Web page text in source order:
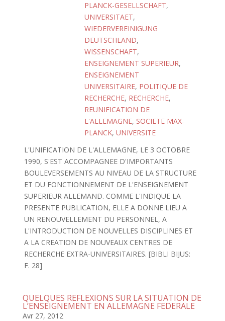
PLANCK-GESELLSCHAFT,
UNIVERSITAET,
WIEDERVEREINIGUNG
DEUTSCHLAND,
WISSENSCHAFT,
ENSEIGNEMENT SUPERIEUR,
ENSEIGNEMENT
UNIVERSITAIRE, POLITIQUE DE
RECHERCHE, RECHERCHE,
REUNIFICATION DE
L'ALLEMAGNE, SOCIETE MAX-
PLANCK, UNIVERSITE
L'UNIFICATION DE L'ALLEMAGNE, LE 3 OCTOBRE
1990, S'EST ACCOMPAGNEE D'IMPORTANTS
BOULEVERSEMENTS AU NIVEAU DE LA STRUCTURE
ET DU FONCTIONNEMENT DE L'ENSEIGNEMENT
SUPERIEUR ALLEMAND. COMME L'INDIQUE LA
PRESENTE PUBLICATION, ELLE A DONNE LIEU A
UN RENOUVELLEMENT DU PERSONNEL, A
L'INTRODUCTION DE NOUVELLES DISCIPLINES ET
A LA CREATION DE NOUVEAUX CENTRES DE
RECHERCHE EXTRA-UNIVERSITAIRES. [BIBLI BIJUS:
F. 28]
QUELQUES REFLEXIONS SUR LA SITUATION DE
L’ENSEIGNEMENT EN ALLEMAGNE FEDERALE
Avr 27, 2012